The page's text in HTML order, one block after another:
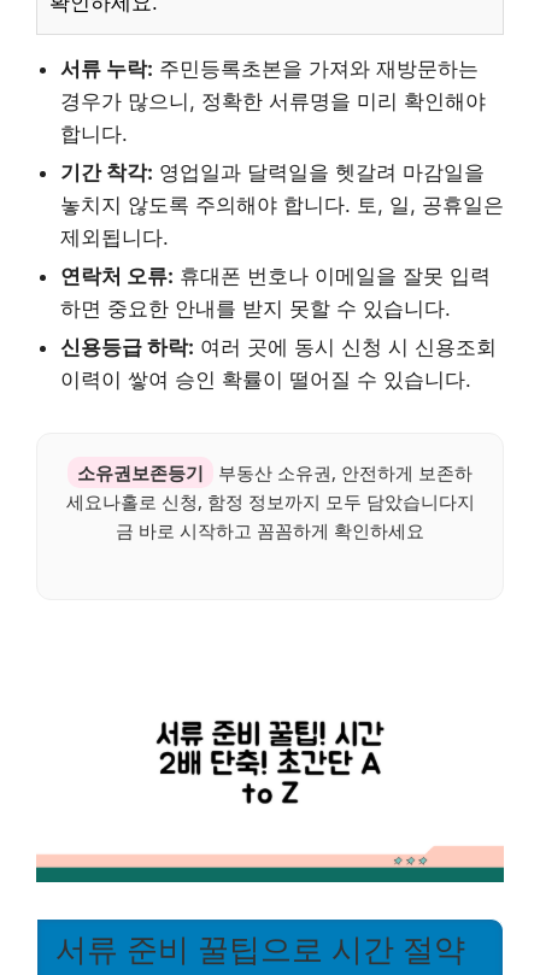
서류 누락: 주민등록초본을 가져와 재방문하는
경우가 많으니, 정확한 서류명을 미리 확인해야
합니다.
기간 착각: 영업일과 달력일을 헷갈려 마감일을
놓치지 않도록 주의해야 합니다. 토, 일, 공휴일은
제외됩니다.
연락처 오류: 휴대폰 번호나 이메일을 잘못 입력
하면 중요한 안내를 받지 못할 수 있습니다.
신용등급 하락: 여러 곳에 동시 신청 시 신용조회
이력이 쌓여 승인 확률이 떨어질 수 있습니다.
소유권보존등기
부동산 소유권, 안전하게 보존하
세요나홀로 신청, 함정 정보까지 모두 담았습니다지
금 바로 시작하고 꼼꼼하게 확인하세요
서류 준비 꿀팁으로 시간 절약